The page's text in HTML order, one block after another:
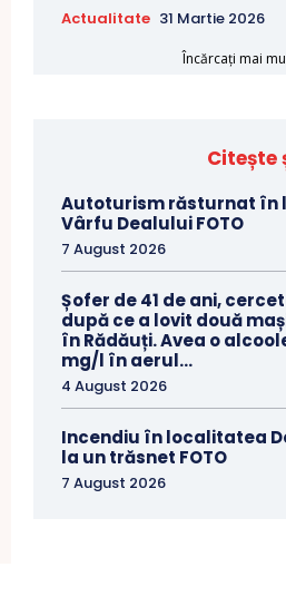
Actualitate 31 Martie 2026
Încărcați mai
Citește
Autoturism răsturnat în
Vârfu Dealului FOTO
7 August 2026
Șofer de 41 de ani,
după ce a lovit două
în Rădăuți. Avea o
mg/l în aerul...
4 August 2026
Incendiu în localitatea
la un trăsnet FOTO
7 August 2026